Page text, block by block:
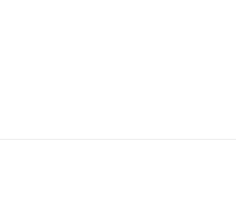
，滿HK$500.00或以上免運費